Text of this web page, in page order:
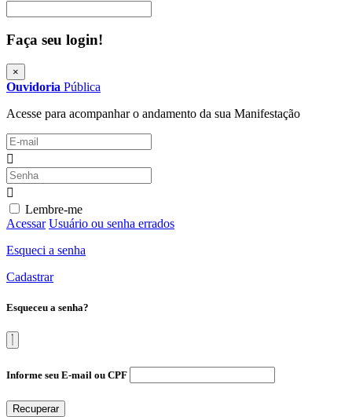
Faça seu login!
×
Ouvidoria Pública
Acesse para acompanhar o andamento da sua Manifestação
Lembre-me
Acessar Usuário ou senha errados
Esqueci a senha
Cadastrar
Esqueceu a senha?
Informe seu E-mail ou CPF
Recuperar